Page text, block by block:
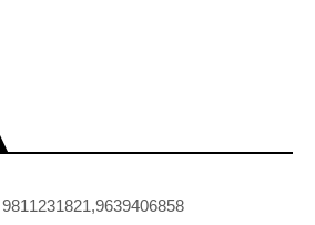
9811231821,9639406858